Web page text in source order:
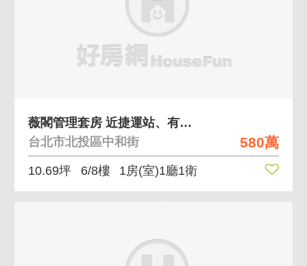
580萬
薇閣管理套房 近捷運站、有管理
台北市北投區中和街
10.69坪 6/8樓 1房(室)1廳1衛